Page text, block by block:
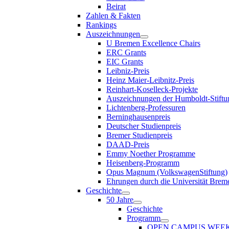
Beirat
Zahlen & Fakten
Rankings
Auszeichnungen
U Bremen Excellence Chairs
ERC Grants
EIC Grants
Leibniz-Preis
Heinz Maier-Leibnitz-Preis
Reinhart-Koselleck-Projekte
Auszeichnungen der Humboldt-
Lichtenberg-Professuren
Berninghausenpreis
Deutscher Studienpreis
Bremer Studienpreis
DAAD-Preis
Emmy Noether Programme
Heisenberg-Programm
Opus Magnum (VolkswagenStiftung)
Ehrungen durch die Universität
Geschichte
50 Jahre
Geschichte
Programm
OPEN CAMPUS